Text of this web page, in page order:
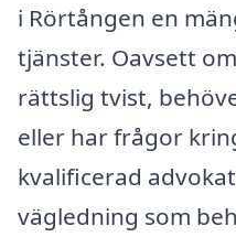
i Rörtången en
tjänster. Oavsett
rättslig tvist,
eller har frågor
kvalificerad
vägledning som